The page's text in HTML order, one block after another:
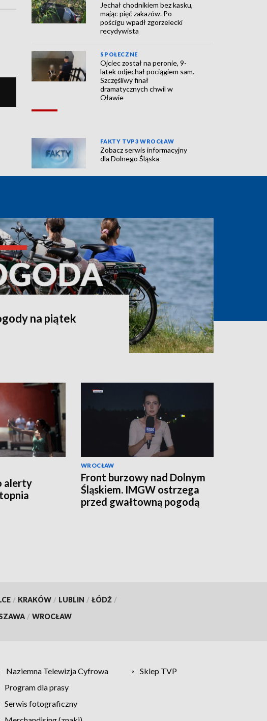
Jechał chodnikiem bez kasku,
mając pięć zakazów. Po
pościgu wpadł zgorzelecki
recydywista
SPOŁECZNE
Ojciec został na peronie, 9-
latek odjechał pociągiem sam.
Szczęśliwy finał
dramatycznych chwil w
Oławie
FAKTY TVP3 WROCŁAW
Zobacz serwis informacyjny
dla Dolnego Śląska
na piątek
alerty
WROCŁAW
Front burzowy nad Dolnym
Śląskiem. IMGW ostrzega
przed gwałtowną pogodą
/ KRAKÓW / LUBLIN / ŁÓDŹ /
/ WROCŁAW
Naziemna Telewizja Cyfrowa
Sklep TVP
Program dla prasy
Serwis fotograficzny